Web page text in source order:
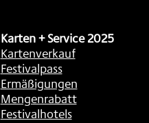
Karten + Service 2025
Kartenverkauf
Festivalpass
Ermäßigungen
Mengenrabatt
Festivalhotels